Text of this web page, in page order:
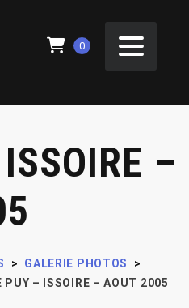
0
–
> GALERIE PHOTOS
>
PUY – ISSOIRE – AOUT 2005